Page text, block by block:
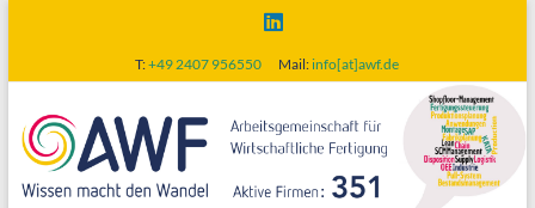
content
T:+49 2407 956550 Mail:info[at]awf.de